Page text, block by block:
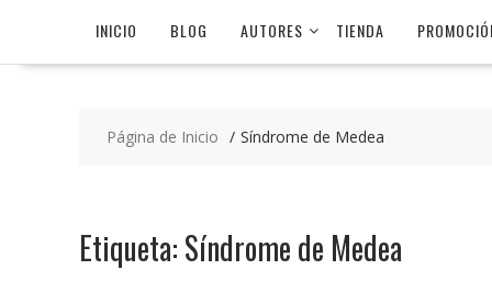
INICIO BLOG AUTORES TIENDA
Página de Inicio Síndrome de Medea
Etiqueta:Síndrome de Medea